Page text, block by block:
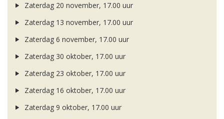
Zaterdag 20 november, 17.00 uur
Zaterdag 13 november, 17.00 uur
Zaterdag 6 november, 17.00 uur
Zaterdag 30 oktober, 17.00 uur
Zaterdag 23 oktober, 17.00 uur
Zaterdag 16 oktober, 17.00 uur
Zaterdag 9 oktober, 17.00 uur